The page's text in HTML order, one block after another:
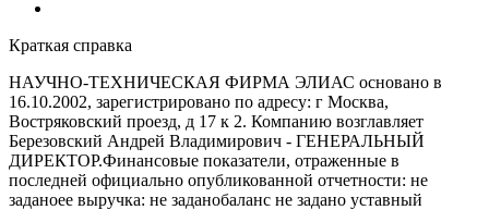
Краткая справка
НАУЧНО-ТЕХНИЧЕСКАЯ ФИРМА ЭЛИАС основано в
16.10.2002, зарегистрировано по адресу: г Москва,
Востряковский проезд, д 17 к 2. Компанию возглавляет
Березовский Андрей Владимирович - ГЕНЕРАЛЬНЫЙ
ДИРЕКТОР.Финансовые показатели, отраженные в
последней официально опубликованной отчетности: не
заданоее выручка: не заданобаланс не задано уставный